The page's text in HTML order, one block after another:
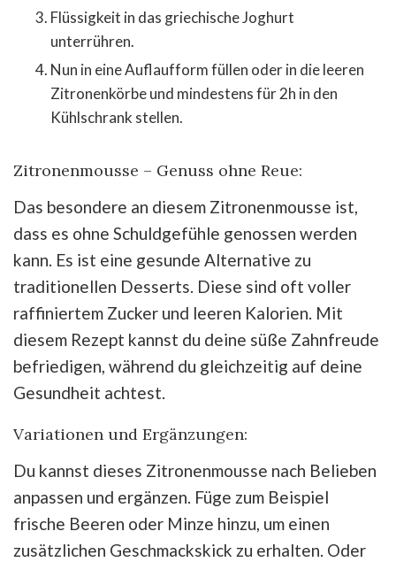
Flüssigkeit in das griechische Joghurt
unterrühren.
Nun in eine Auflaufform füllen oder in die leeren
Zitronenkörbe und mindestens für 2h in den
Kühlschrank stellen.
Zitronenmousse – Genuss ohne Reue:
Das besondere an diesem Zitronenmousse ist,
dass es ohne Schuldgefühle genossen werden
kann. Es ist eine gesunde Alternative zu
traditionellen Desserts. Diese sind oft voller
raffiniertem Zucker und leeren Kalorien. Mit
diesem Rezept kannst du deine süße Zahnfreude
befriedigen, während du gleichzeitig auf deine
Gesundheit achtest.
Variationen und Ergänzungen:
Du kannst dieses Zitronenmousse nach Belieben
anpassen und ergänzen. Füge zum Beispiel
frische Beeren oder Minze hinzu, um einen
zusätzlichen Geschmackskick zu erhalten. Oder